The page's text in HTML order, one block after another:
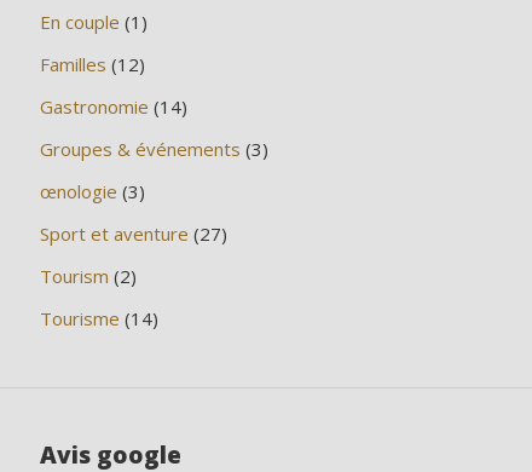
En couple (1)
Familles (12)
Gastronomie (14)
Groupes & événements (3)
œnologie (3)
Sport et aventure (27)
Tourism (2)
Tourisme (14)
Avis google